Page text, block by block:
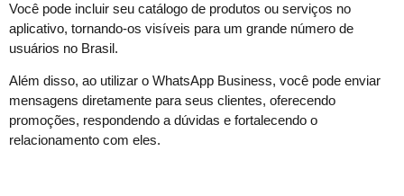
Você pode incluir seu catálogo de produtos ou serviços no
aplicativo, tornando-os visíveis para um grande número de
usuários no Brasil.
Além disso, ao utilizar o WhatsApp Business, você pode enviar
mensagens diretamente para seus clientes, oferecendo
promoções, respondendo a dúvidas e fortalecendo o
relacionamento com eles.